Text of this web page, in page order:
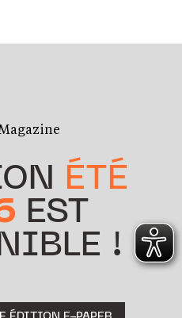
ÉTÉ
EST
!